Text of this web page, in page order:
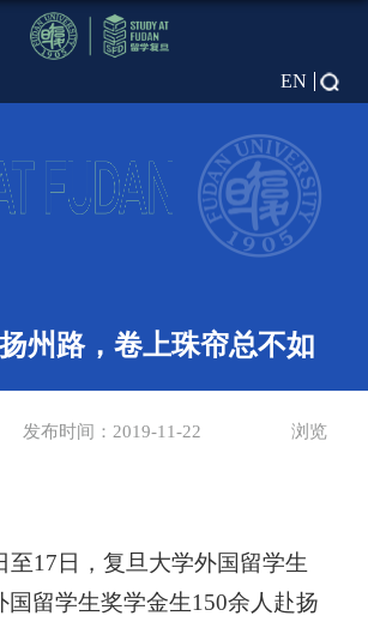
EN
州路，卷上珠帘总不如
发布时间：2019-11-22
浏览
至17 日，复旦大学外国留学生
国留学生奖学金生150余人赴扬